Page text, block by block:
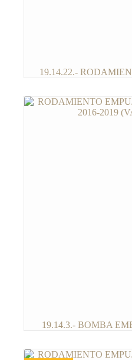
19.14.22.-
19.14.3.- BOMBA